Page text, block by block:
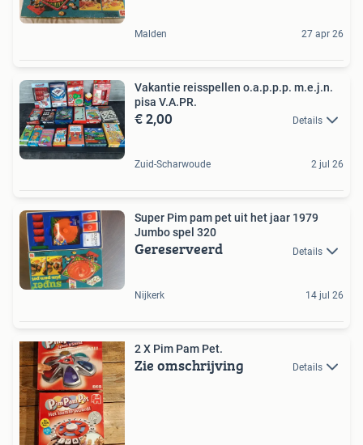
Malden 27 apr 26
Vakantie reisspellen o.a.p.p.p. m.e.j.n.
pisa V.A.PR.
€ 2,00 Details
Zuid-Scharwoude 2 jul 26
Super Pim pam pet uit het jaar 1979
Jumbo spel 320
Gereserveerd Details
Nijkerk 14 jul 26
2 X Pim Pam Pet.
Zie omschrijving Details